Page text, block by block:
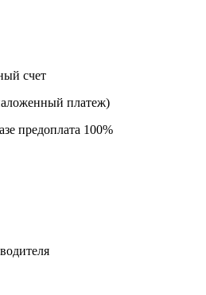
счет
платеж)
предоплата 100%